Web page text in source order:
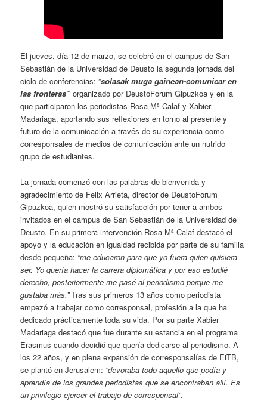
El jueves, día 12 de marzo, se celebró en el campus de San
Sebastián de la Universidad de Deusto la segunda jornada del
ciclo de conferencias: ”solasak muga gainean-comunicar en
las fronteras”organizado por DeustoForum Gipuzkoa y en la
que participaron los periodistas Rosa Mª Calaf y Xabier
Madariaga, aportando sus reflexiones en torno al presente y
futuro de la comunicación a través de su experiencia como
corresponsales de medios de comunicación ante un nutrido
grupo de estudiantes.
La jornada comenzó con las palabras de bienvenida y
agradecimiento de Felix Arrieta, director de DeustoForum
Gipuzkoa, quien mostró su satisfacción por tener a ambos
invitados en el campus de San Sebastián de la Universidad de
Deusto. En su primera intervención Rosa Mª Calaf destacó el
apoyo y la educación en igualdad recibida por parte de su familia
desde pequeña: “me educaron para que yo fuera quien quisiera
ser. Yo quería hacer la carrera diplomática y por eso estudié
derecho, posteriormente me pasé al periodismo porque me
gustaba más.”Tras sus primeros 13 años como periodista
empezó a trabajar como corresponsal, profesión a la que ha
dedicado prácticamente toda su vida. Por su parte Xabier
Madariaga destacó que fue durante su estancia en el programa
Erasmus cuando decidió que quería dedicarse al periodismo. A
los 22 años, y en plena expansión de corresponsalías de EiTB,
se plantó en Jerusalem: “devoraba todo aquello que podía y
aprendía de los grandes periodistas que se encontraban allí. Es
un privilegio ejercer el trabajo de corresponsal”.